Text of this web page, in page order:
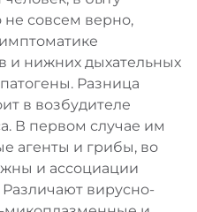
в быту
не совсем верно,
и нижних дыхательных
Разница
в возбудителе
В первом случае им
агенты и грибы, во
и ассоциации
вирусно-